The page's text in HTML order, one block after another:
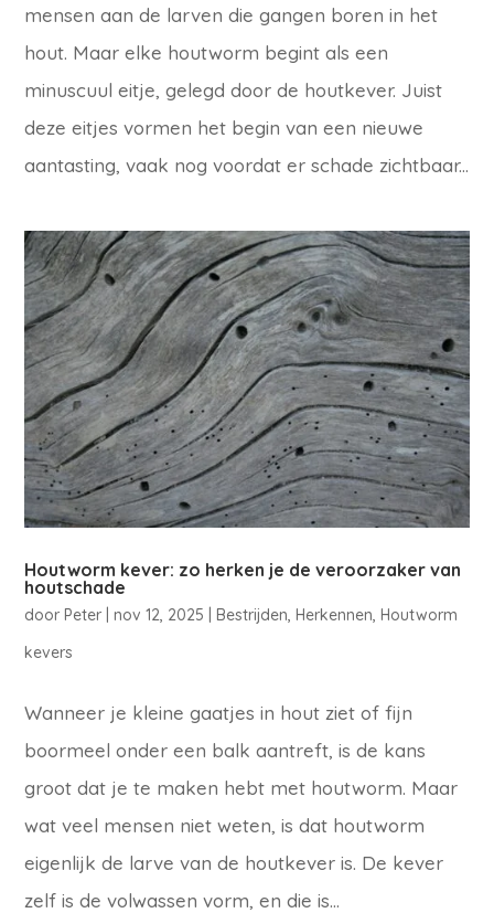
mensen aan de larven die gangen boren in het
hout. Maar elke houtworm begint als een
minuscuul eitje, gelegd door de houtkever. Juist
deze eitjes vormen het begin van een nieuwe
aantasting, vaak nog voordat er schade zichtbaar...
Houtworm kever: zo herken je de veroorzaker van
houtschade
doorPeter |nov 12, 2025 |Bestrijden,Herkennen,Houtworm
kevers
Wanneer je kleine gaatjes in hout ziet of fijn
boormeel onder een balk aantreft, is de kans
groot dat je te maken hebt met houtworm. Maar
wat veel mensen niet weten, is dat houtworm
eigenlijk de larve van de houtkever is. De kever
zelf is de volwassen vorm, en die is...